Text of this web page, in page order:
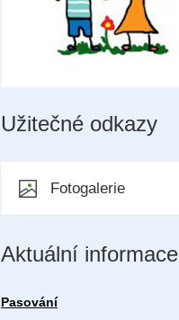
Užitečné odkazy
Fotogalerie
Aktuální informace
Pasování